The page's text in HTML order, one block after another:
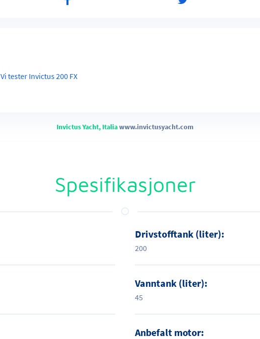
Vi tester Invictus 200 FX
Invictus Yacht, Italiawww.invictusyacht.com
Spesifikasjoner
Drivstofftank (liter):
200
Vanntank (liter):
45
Anbefalt motor: